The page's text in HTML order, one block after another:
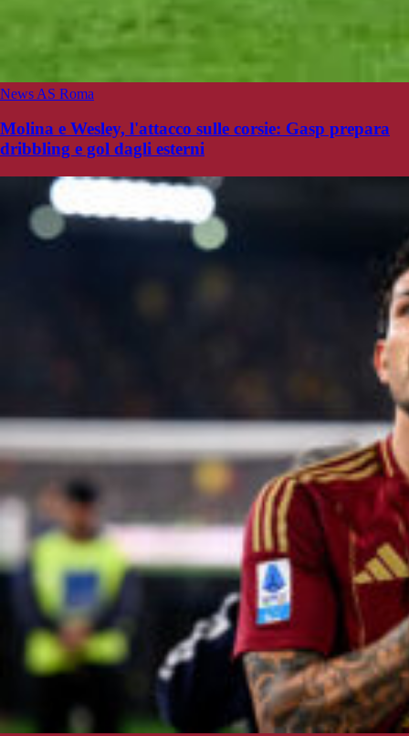
News AS Roma
Molina e Wesley, l'attacco sulle corsie: Gasp prepara
dribbling e gol dagli esterni